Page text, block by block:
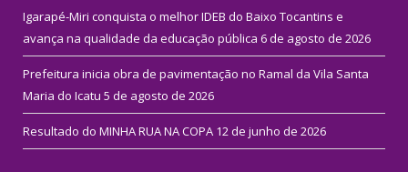
Igarapé-Miri conquista o melhor IDEB do Baixo Tocantins e
avança na qualidade da educação pública 6 de agosto de 2026
Prefeitura inicia obra de pavimentação no Ramal da Vila Santa
Maria do Icatu 5 de agosto de 2026
Resultado do MINHA RUA NA COPA 12 de junho de 2026